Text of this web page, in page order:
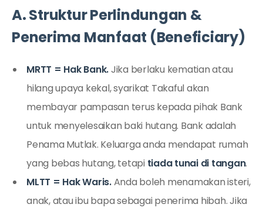
A. Struktur Perlindungan &
Penerima Manfaat (Beneficiary)
MRTT = Hak Bank.Jika berlaku kematian atau
hilang upaya kekal, syarikat Takaful akan
membayar pampasan terus kepada pihak Bank
untuk menyelesaikan baki hutang. Bank adalah
Penama Mutlak. Keluarga anda mendapat rumah
yang bebas hutang, tetapi tiada tunai di tangan.
MLTT = Hak Waris.Anda boleh menamakan isteri,
anak, atau ibu bapa sebagai penerima hibah. Jika